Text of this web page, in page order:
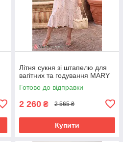
Літня сукня зі штапелю для
вагітних та годування MARY
Готово до відправки
2 260 ₴ 2 565 ₴
Купити